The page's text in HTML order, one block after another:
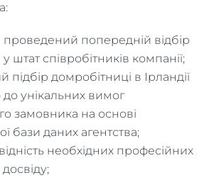
попередній відбір
штат співробітників компанії;
підбір домробітниці в Ірландії
до унікальних вимог
замовника на основі
бази даних агентства;
необхідних професійних